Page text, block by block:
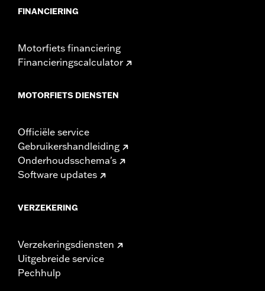
FINANCIERING
Motorfiets financiering
Financieringscalculator
MOTORFIETS DIENSTEN
Officiële service
Gebruikershandleiding
Onderhoudsschema's
Software updates
VERZEKERING
Verzekeringsdiensten
Uitgebreide service
Pechhulp